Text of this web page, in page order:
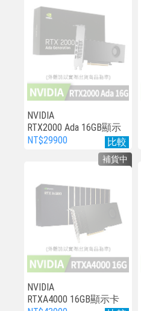
比較
NVIDIA
RTX2000 Ada 16GB顯示
卡
NT$29900
NVIDIA
RTXA4000 16GB顯示卡
補貨中